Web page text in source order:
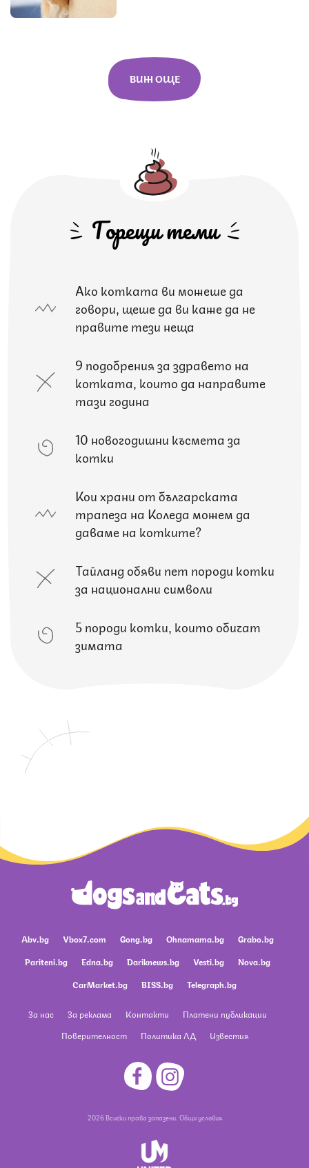
ВИЖ ОЩЕ
Горещи теми
Ако котката ви можеше да
говори, щеше да ви каже да не
правите тези неща
9 подобрения за здравето на
котката, които да направите
тази година
10 новогодишни късмета за
котки
Кои храни от българската
трапеза на Коледа можем да
даваме на котките?
Тайланд обяви пет породи котки
за национални символи
5 породи котки, които обичат
зимата
Abv.bg Vbox7.com Gong.bg Ohnamama.bg
Grabo.bg
Pariteni.bg
Edna.bg Dariknews.bg Vesti.bg
Nova.bg
CarMarket.bg
BISS.bg Telegraph.bg
За нас За реклама Контакти
Платени публикации
Поверителност
Политика ЛД Известия
2026 Всички права запазени. Общи условия